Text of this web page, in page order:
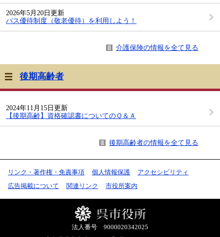
2026年5月20日更新
バス優待制度（敬老優待）を利用しよう！
介護保険の情報を全て見る
後期高齢者
2024年11月15日更新
【後期高齢】資格確認書についてのＱ＆Ａ
後期高齢者の情報を全て見る
リンク・著作権・免責事項 個人情報保護
アクセシビリティ
広告掲載について
関連リンク 市役所案内
法人番号 9000020342025